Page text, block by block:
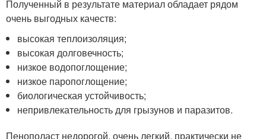
Полученный в результате материал обладает рядом
очень выгодных качеств:
высокая теплоизоляция;
высокая долговечность;
низкое водопоглощение;
низкое паропоглощение;
биологическая устойчивость;
непривлекательность для грызунов и паразитов.
Пенополаст недорогой, очень легкий, практически не